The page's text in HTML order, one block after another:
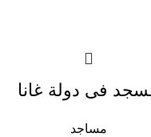
فى دولة غانا
مساجد